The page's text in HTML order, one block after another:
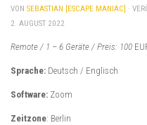
VON SEBASTIAN [ESCAPE MANIAC] ·
2. AUGUST 2022
Remote / 1 – 6 Geräte / Preis: 100
Sprache: Deutsch / Englisch
Software: Zoom
Zeitzone: Berlin